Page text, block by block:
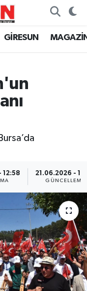
GİRESUN
12:58 21.06.2026 -
GÜNCELLEME